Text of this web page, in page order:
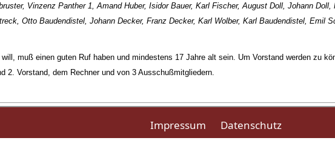
Vinzenz Panther 1, Amand Huber, Isidor Bauer, Karl Fischer, August Doll, Johann
Otto Baudendistel, Johann Decker, Franz Decker, Karl Wolber, Karl Baudendistel, Emil
muß einen guten Ruf haben und mindestens 17 Jahre alt sein. Um Vorstand werden zu
2. Vorstand, dem Rechner und von 3 Ausschußmitgliedern.
des Jahres 1907
Chronik des Jahres 1896
Impressum Datenschutz